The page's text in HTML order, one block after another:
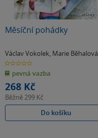
Měsíční pohádky
Václav Vokolek Marie Běhalová
0.0
z
5
hvězdiček
pevná vazba
268 Kč
Běžně 299 Kč
Do košíku